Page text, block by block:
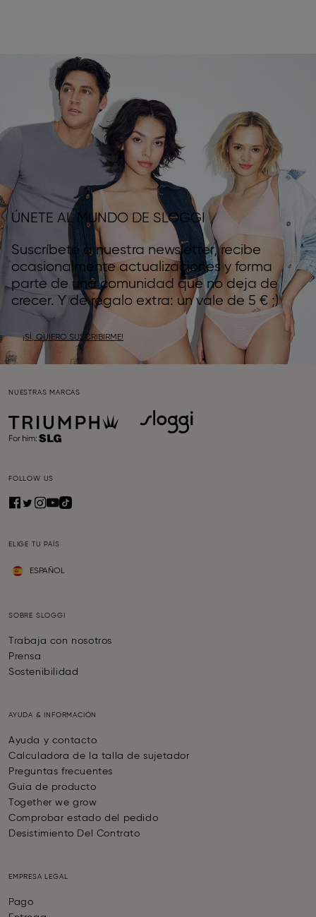
ÚNETE AL MUNDO DE SLOGGI
Suscríbete a nuestra newsletter, recibe
ocasionalmente actualizaciones y forma
parte de una comunidad que no deja de
crecer. Y de regalo extra: un vale de 5 € ;)
¡SÍ, QUIERO SUSCRIBIRME!
NUESTRAS MARCAS
FOLLOW US
ELIGE TU PAÍS
ESPAÑOL
SOBRE SLOGGI
Trabaja con nosotros
Prensa
Sostenibilidad
AYUDA & INFORMACIÓN
Ayuda y contacto
Calculadora de la talla de sujetador
Preguntas frecuentes
Guía de producto
Together we grow
Comprobar estado del pedido
Desistimiento Del Contrato
EMPRESA LEGAL
Pago